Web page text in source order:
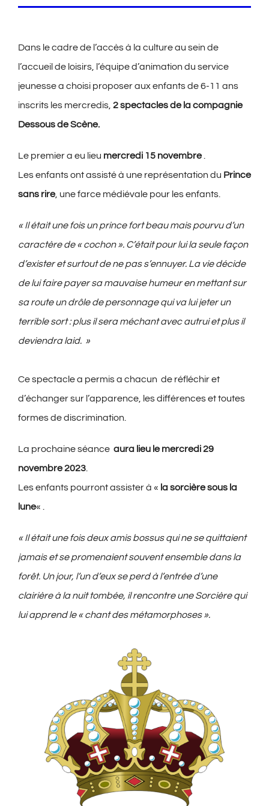
Dans le cadre de l’accès à la culture au sein de
l’accueil de loisirs, l’équipe d’animation du service
jeunesse a choisi proposer aux enfants de 6-11 ans
inscrits les mercredis, 2 spectacles de la compagnie
Dessous de Scène.
Le premier a eu lieu mercredi 15 novembre.
Les enfants ont assisté à une représentation du Prince
sans rire, une farce médiévale pour les enfants.
« Il était une fois un prince fort beau mais pourvu d’un
caractère de « cochon ». C’était pour lui la seule façon
d’exister et surtout de ne pas s’ennuyer. La vie décide
de lui faire payer sa mauvaise humeur en mettant sur
sa route un drôle de personnage qui va lui jeter un
terrible sort : plus il sera méchant avec autrui et plus il
deviendra laid. »
Ce spectacle a permis a chacun de réfléchir et
d’échanger sur l’apparence, les différences et toutes
formes de discrimination.
La prochaine séance aura lieu le mercredi 29
novembre 2023.
Les enfants pourront assister à « la sorcière sous la
lune« .
« Il était une fois deux amis bossus qui ne se quittaient
jamais et se promenaient souvent ensemble dans la
forêt. Un jour, l’un d’eux se perd à l’entrée d’une
clairière à la nuit tombée, il rencontre une Sorcière qui
lui apprend le « chant des métamorphoses ».